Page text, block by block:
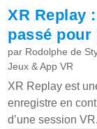
XR Replay
passé pour
par Rodolphe de
Jeux & App VR
XR Replay est
enregistre en
d’une session VR.